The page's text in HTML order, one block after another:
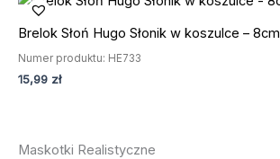
BESTSELLER
Brelok Słoń Hugo Słonik w koszulce – 8cm
Numer produktu: HE733
15,99 zł
Maskotki Realistyczne